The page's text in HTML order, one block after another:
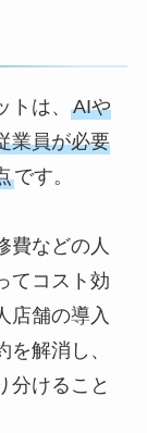
は、 AIや
業員が必要
です。
費などの人
てコスト効
店舗の導入
解消し、
分けること